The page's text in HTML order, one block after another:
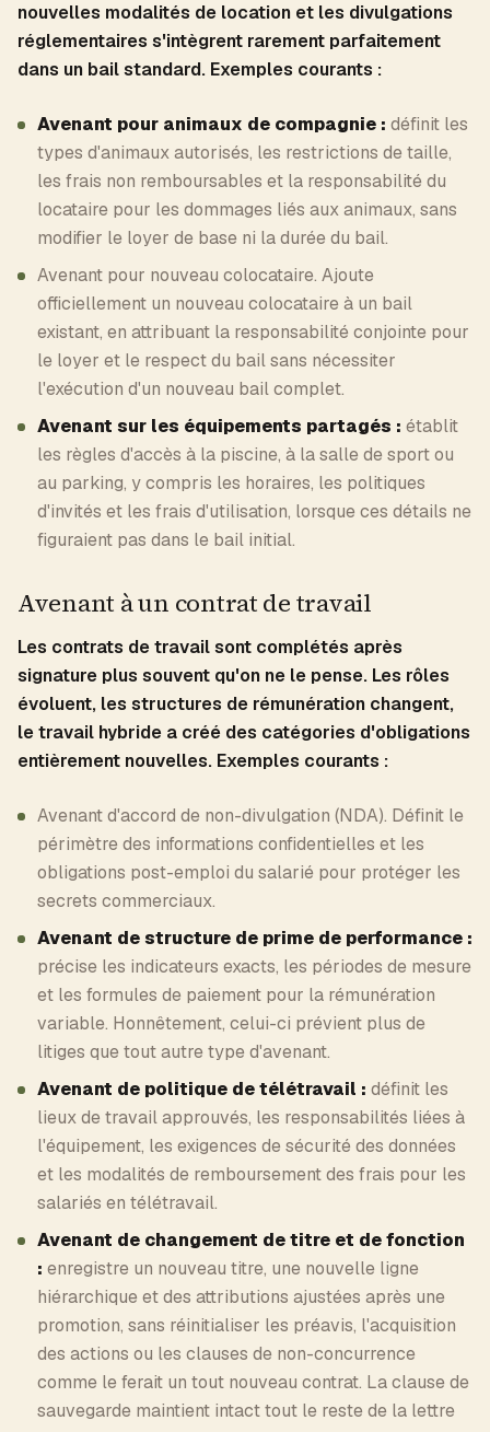
nouvelles modalités de location et les divulgations
réglementaires s'intègrent rarement parfaitement
dans un bail standard. Exemples courants :
Avenant pour animaux de compagnie : définit les
types d'animaux autorisés, les restrictions de taille,
les frais non remboursables et la responsabilité du
locataire pour les dommages liés aux animaux, sans
modifier le loyer de base ni la durée du bail.
Avenant pour nouveau colocataire. Ajoute
officiellement un nouveau colocataire à un bail
existant, en attribuant la responsabilité conjointe pour
le loyer et le respect du bail sans nécessiter
l'exécution d'un nouveau bail complet.
Avenant sur les équipements partagés : établit
les règles d'accès à la piscine, à la salle de sport ou
au parking, y compris les horaires, les politiques
d'invités et les frais d'utilisation, lorsque ces détails ne
figuraient pas dans le bail initial.
Avenant à un contrat de travail
Les contrats de travail sont complétés après
signature plus souvent qu'on ne le pense. Les rôles
évoluent, les structures de rémunération changent,
le travail hybride a créé des catégories d'obligations
entièrement nouvelles. Exemples courants :
Avenant d'accord de non-divulgation (NDA). Définit le
périmètre des informations confidentielles et les
obligations post-emploi du salarié pour protéger les
secrets commerciaux.
Avenant de structure de prime de performance :
précise les indicateurs exacts, les périodes de mesure
et les formules de paiement pour la rémunération
variable. Honnêtement, celui-ci prévient plus de
litiges que tout autre type d'avenant.
Avenant de politique de télétravail : définit les
lieux de travail approuvés, les responsabilités liées à
l'équipement, les exigences de sécurité des données
et les modalités de remboursement des frais pour les
salariés en télétravail.
Avenant de changement de titre et de fonction
: enregistre un nouveau titre, une nouvelle ligne
hiérarchique et des attributions ajustées après une
promotion, sans réinitialiser les préavis, l'acquisition
des actions ou les clauses de non-concurrence
comme le ferait un tout nouveau contrat. La clause de
sauvegarde maintient intact tout le reste de la lettre